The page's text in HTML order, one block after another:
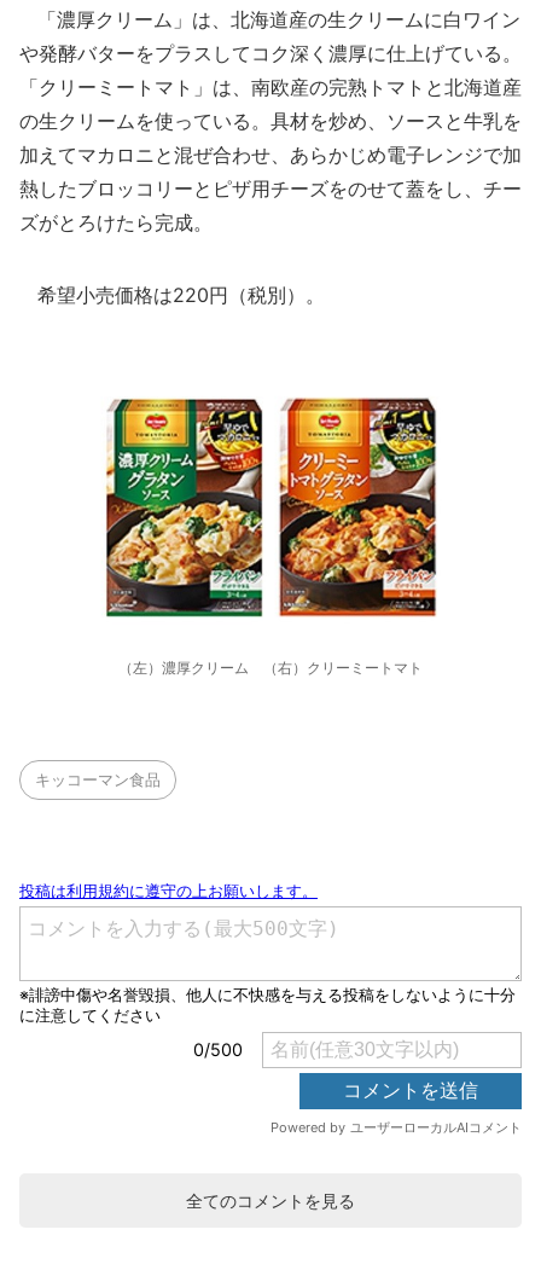
「濃厚クリーム」は、北海道産の生クリームに白ワイン
や発酵バターをプラスしてコク深く濃厚に仕上げている。
「クリーミートマト」は、南欧産の完熟トマトと北海道産
の生クリームを使っている。具材を炒め、ソースと牛乳を
加えてマカロニと混ぜ合わせ、あらかじめ電子レンジで加
熱したブロッコリーとピザ用チーズをのせて蓋をし、チー
ズがとろけたら完成。
希望小売価格は220円（税別）。
（左）濃厚クリーム （右）クリーミートマト
キッコーマン食品
全てのコメントを見る